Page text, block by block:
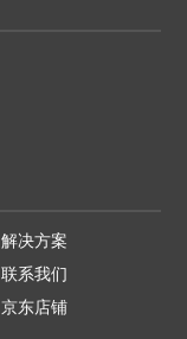
解决方案
联系我们
京东店铺